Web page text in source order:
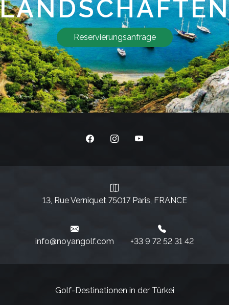
Reservierungsanfrage
13, Rue Verniquet 75017 Paris, FRANCE
info@noyangolf.com +33 9 72 52 31 42‬
Golf-Destinationen in der Türkei